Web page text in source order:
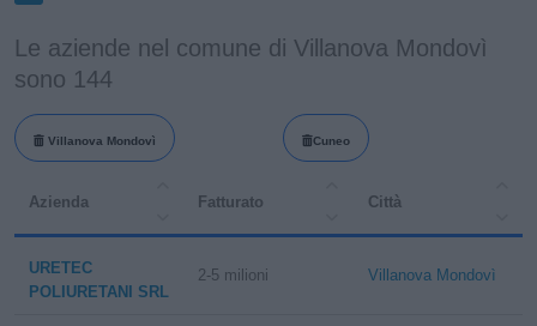
Le aziende nel comune di Villanova Mondovì
sono 144
Villanova Mondovì Cuneo
Azienda Fatturato Città
URETEC
POLIURETANI SRL
2-5 milioni Villanova Mondovì